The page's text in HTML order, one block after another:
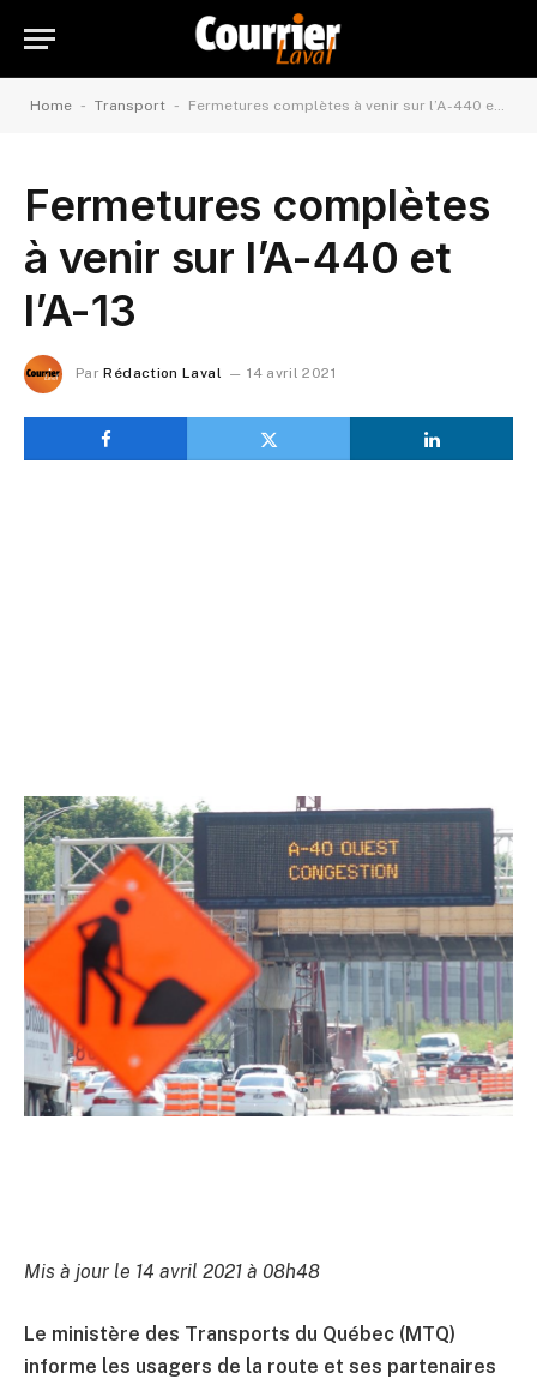
Home - Transport - Fermetures complètes à venir sur l’A-440 et l’A-13
Fermetures complètes
à venir sur l’A-440 et
l’A-13
Par Rédaction Laval 14 avril 2021
Mis à jour le 14 avril 2021 à 08h48
Le ministère des Transports du Québec (MTQ)
informe les usagers de la route et ses partenaires